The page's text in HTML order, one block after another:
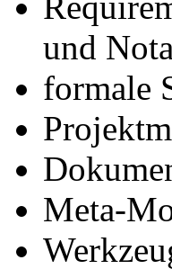
und
formale
Meta-